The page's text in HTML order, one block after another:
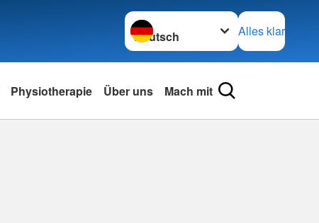
Sprache wechseln zu
Alles klar
Physiotherapie Über uns Mach mit